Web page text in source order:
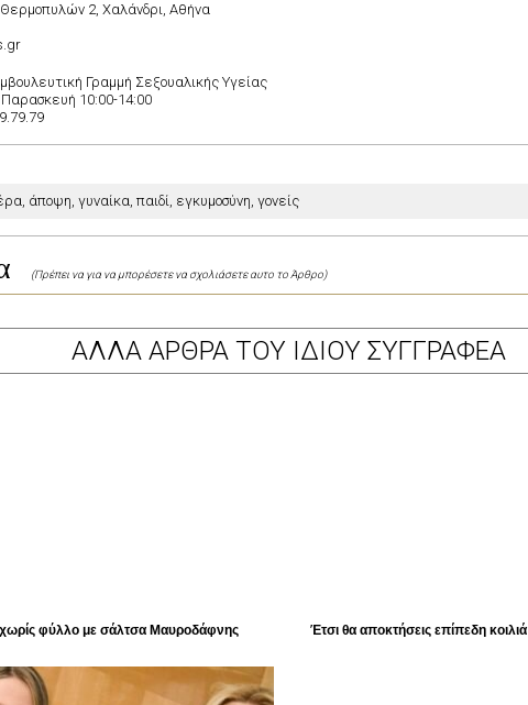
Θερμοπυλών 2, Χαλάνδρι, Αθήνα
Γραμμή Σεξουαλικής Υγείας
10:00-14:00
άποψη, γυναίκα, παιδί, εγκυμοσύνη, γονείς
(Πρέπει να για να μπορέσετε να σχολιάσετε αυτο το Άρθρο)
ΑΛΛΑ ΑΡΘΡΑ ΤΟΥ ΙΔΙΟΥ ΣΥΓΓΡΑΦΕΑ
φύλλο με σάλτσα Mαυροδάφνης Έτσι θα αποκτήσεις επίπεδη κοιλιά